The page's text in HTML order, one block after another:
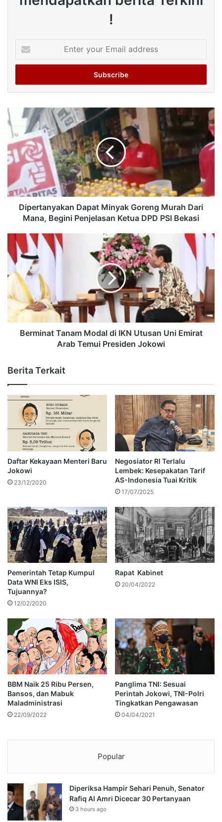
!
your
Email
Dipertanyakan Dapat Minyak Goreng Murah Dari
Mana, Begini Penjelasan Ketua DPD PSI Bekasi
Berminat Tanam Modal di IKN Utusan Uni Emirat
Arab Temui Presiden Jokowi
Berita Terkait
Daftar Kekayaan Menteri Baru
Jokowi
23/12/2020
Negosiator RI Terlalu
Lembek: Kesepakatan Tarif
AS-Indonesia Tuai Kritik
17/07/2025
Pemerintah Tetap Kumpul
Data WNI Eks ISIS,
Tujuannya?
12/02/2020
Rapat Kabinet
20/04/2022
BBM Naik 25 Ribu Persen,
Bansos, dan Mabuk
Maladministrasi
22/09/2022
Panglima TNI: Sesuai
Perintah Jokowi, TNI-Polri
Tingkatkan Pengawasan
04/04/2021
Popular
Diperiksa Hampir Sehari Penuh, Senator
Rafiq Al Amri Dicecar 30 Pertanyaan
3 hours ago